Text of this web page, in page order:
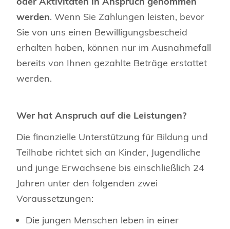
werden. Wenn Sie Zahlungen leisten, bevor
Sie von uns einen Bewilligungsbescheid
erhalten haben, können nur im Ausnahmefall
bereits von Ihnen gezahlte Beträge erstattet
werden.
Wer hat Anspruch auf die Leistungen?
Die finanzielle Unterstützung für Bildung und
Teilhabe richtet sich an Kinder, Jugendliche
und junge Erwachsene bis einschließlich 24
Jahren unter den folgenden zwei
Voraussetzungen:
Die jungen Menschen leben in einer